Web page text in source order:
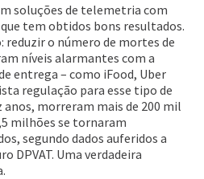
soluções de telemetria com
tem obtidos bons resultados.
reduzir o número de mortes de
níveis alarmantes com a
entrega – como iFood, Uber
regulação para esse tipo de
morreram mais de 200 mil
milhões se tornaram
segundo dados auferidos a
DPVAT. Uma verdadeira